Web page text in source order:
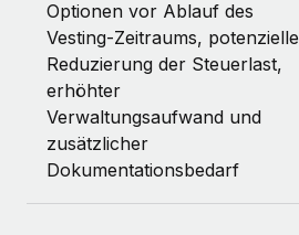
Optionen vor Ablauf des
Vesting-Zeitraums, potenzielle
Reduzierung der Steuerlast,
erhöhter
Verwaltungsaufwand und
zusätzlicher
Dokumentationsbedarf